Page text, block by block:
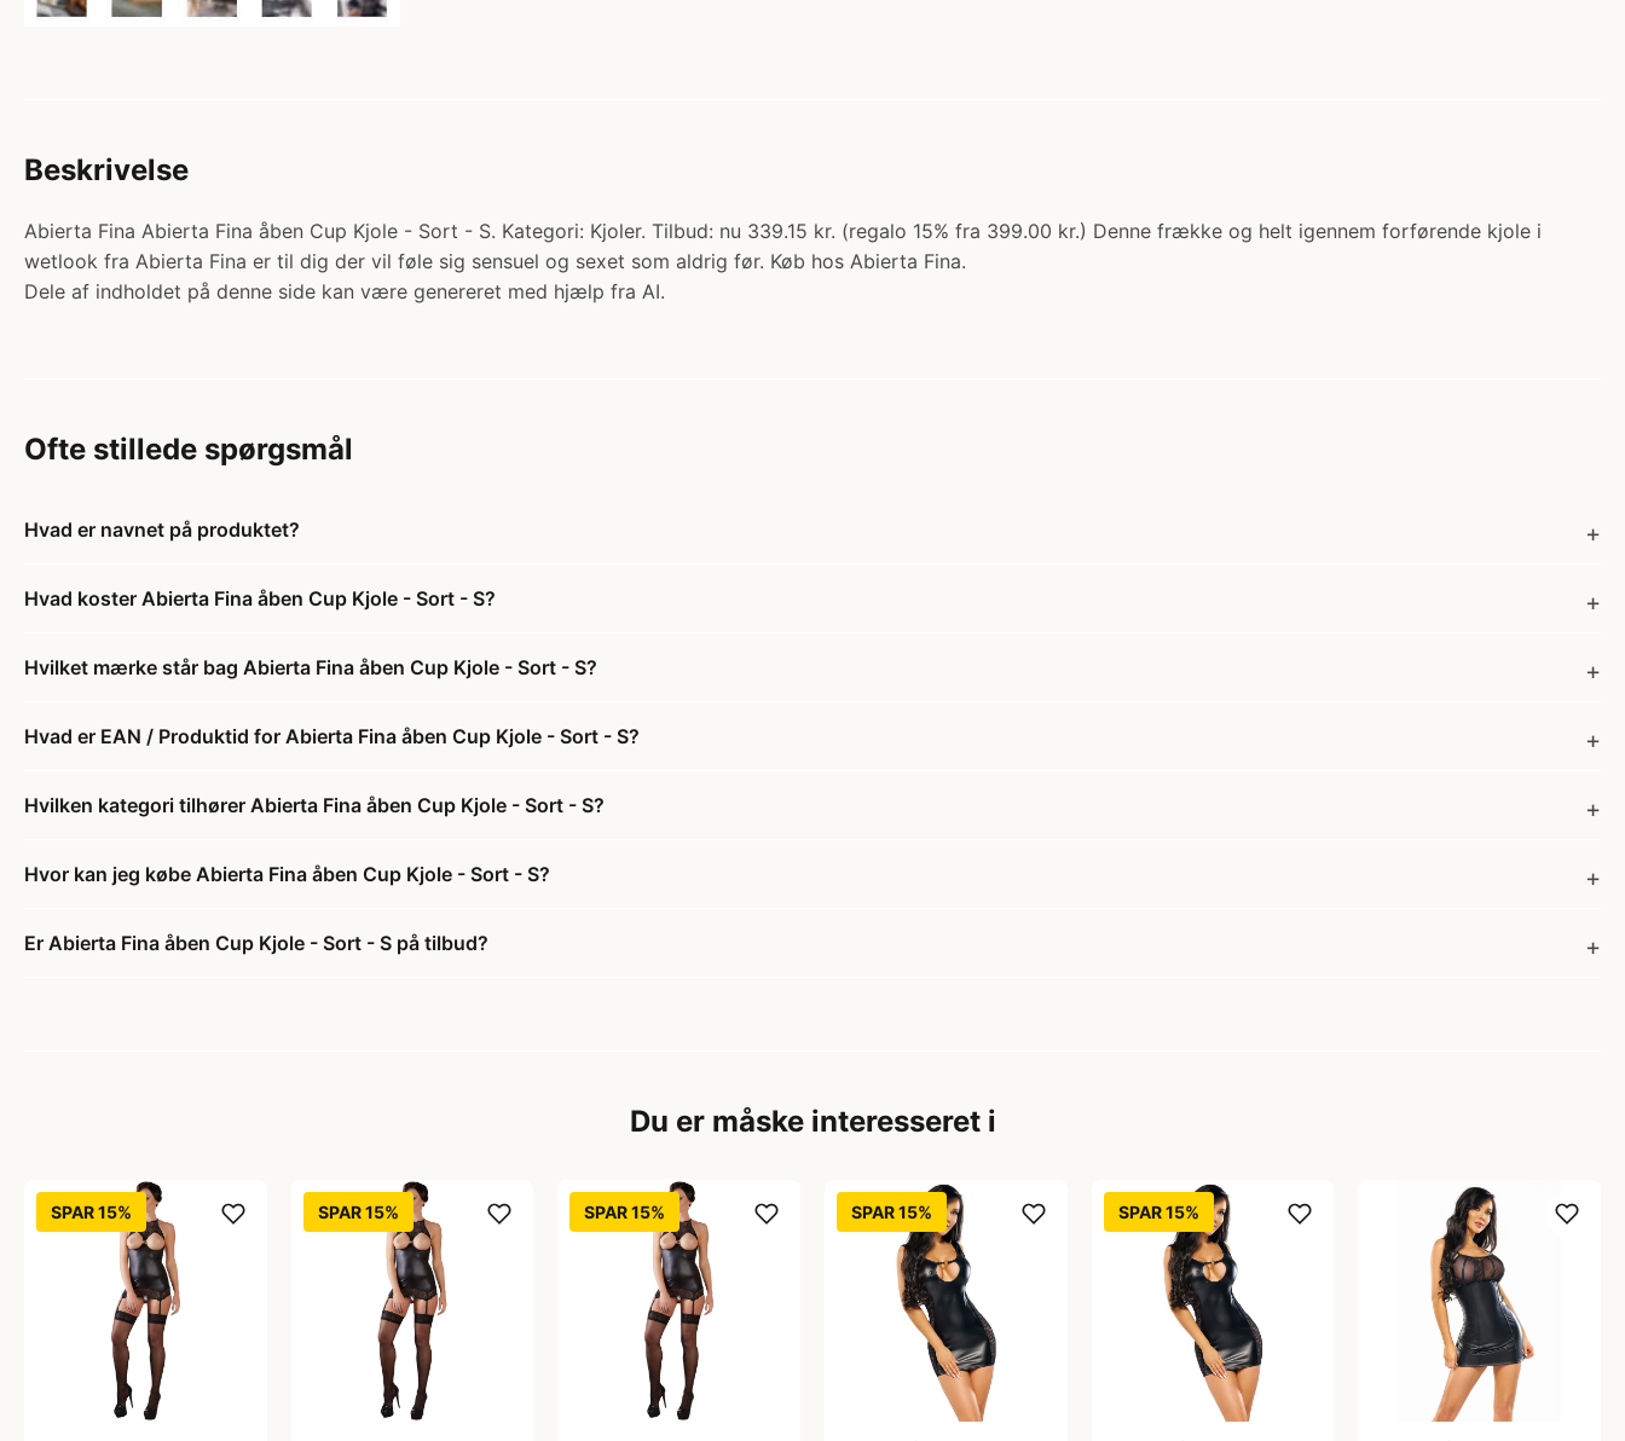
Beskrivelse
Abierta Fina Abierta Fina åben Cup Kjole - Sort - S. Kategori: Kjoler. Tilbud: nu 339.15 kr. (regalo 15% fra 399.00 kr.) Denne frække og helt igennem forførende kjole i
wetlook fra Abierta Fina er til dig der vil føle sig sensuel og sexet som aldrig før. Køb hos Abierta Fina.
Dele af indholdet på denne side kan være genereret med hjælp fra AI.
Ofte stillede spørgsmål
Hvad er navnet på produktet?
Hvad koster Abierta Fina åben Cup Kjole - Sort - S?
Hvilket mærke står bag Abierta Fina åben Cup Kjole - Sort - S?
Hvad er EAN / Produktid for Abierta Fina åben Cup Kjole - Sort - S?
Hvilken kategori tilhører Abierta Fina åben Cup Kjole - Sort - S?
Hvor kan jeg købe Abierta Fina åben Cup Kjole - Sort - S?
Er Abierta Fina åben Cup Kjole - Sort - S på tilbud?
Du er måske interesseret i
SPAR 15% SPAR 15% SPAR 15% SPAR 15% SPAR 15%